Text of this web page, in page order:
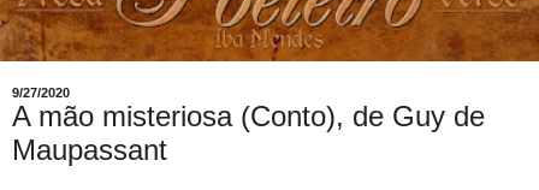
9/27/2020
A mão misteriosa (Conto), de Guy de
Maupassant